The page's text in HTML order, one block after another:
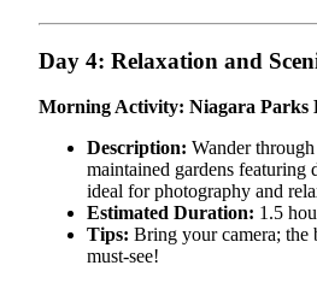
Day 4: Relaxation and
Morning Activity: Niagara Parks
Description: Wander
maintained gardens featuring
ideal for photography and
Estimated Duration: 1.5
Tips: Bring your camera; the
must-see!